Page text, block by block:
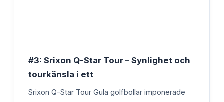
#3: Srixon Q-Star Tour – Synlighet och
tourkänsla i ett
Srixon Q-Star Tour Gula golfbollar imponerade